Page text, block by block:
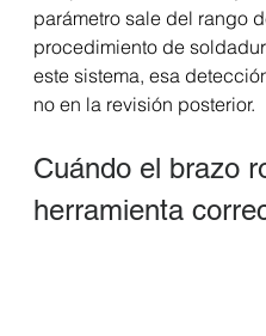
parámetro sale del rango
procedimiento de
este sistema, esa
no en la revisión posterior.
Cuándo el brazo
herramienta